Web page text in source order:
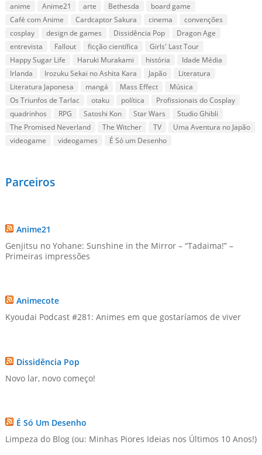
anime Anime21 arte Bethesda
board game
Café com Anime
Cardcaptor Sakura cinema
convenções
cosplay
design de games Dissidência Pop
Dragon Age
entrevista
Fallout ficção científica
Girls' Last Tour
Happy Sugar Life
Haruki Murakami história
Idade Média
Irlanda
Irozuku Sekai no Ashita Kara Japão
Literatura
Literatura Japonesa
mangá Mass Effect
Música
Os Triunfos de Tarlac
otaku política
Profissionais do Cosplay
quadrinhos
RPG Satoshi Kon Star Wars
Studio Ghibli
The Promised Neverland
The Witcher TV
Uma Aventura no Japão
videogame
videogames É Só um Desenho
Parceiros
Anime21
Genjitsu no Yohane: Sunshine in the Mirror – “Tadaima!” –
Primeiras impressões
Animecote
Kyoudai Podcast #281: Animes em que gostaríamos de viver
Dissidência Pop
Novo lar, novo começo!
É Só Um Desenho
Limpeza do Blog (ou: Minhas Piores Ideias nos Últimos 10 Anos!)